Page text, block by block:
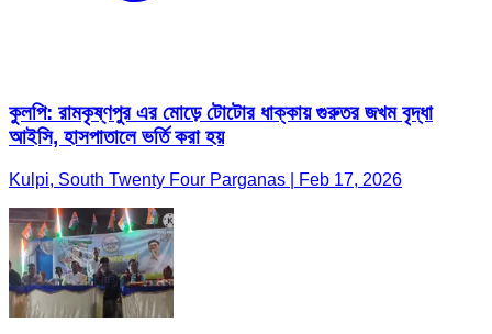
কুলপি: রামকৃষ্ণপুর এর মোড়ে টোটোর ধাক্কায় গুরুতর জখম বৃদ্ধা
আইসি, হাসপাতালে ভর্তি করা হয়
Kulpi, South Twenty Four Parganas | Feb 17, 2026